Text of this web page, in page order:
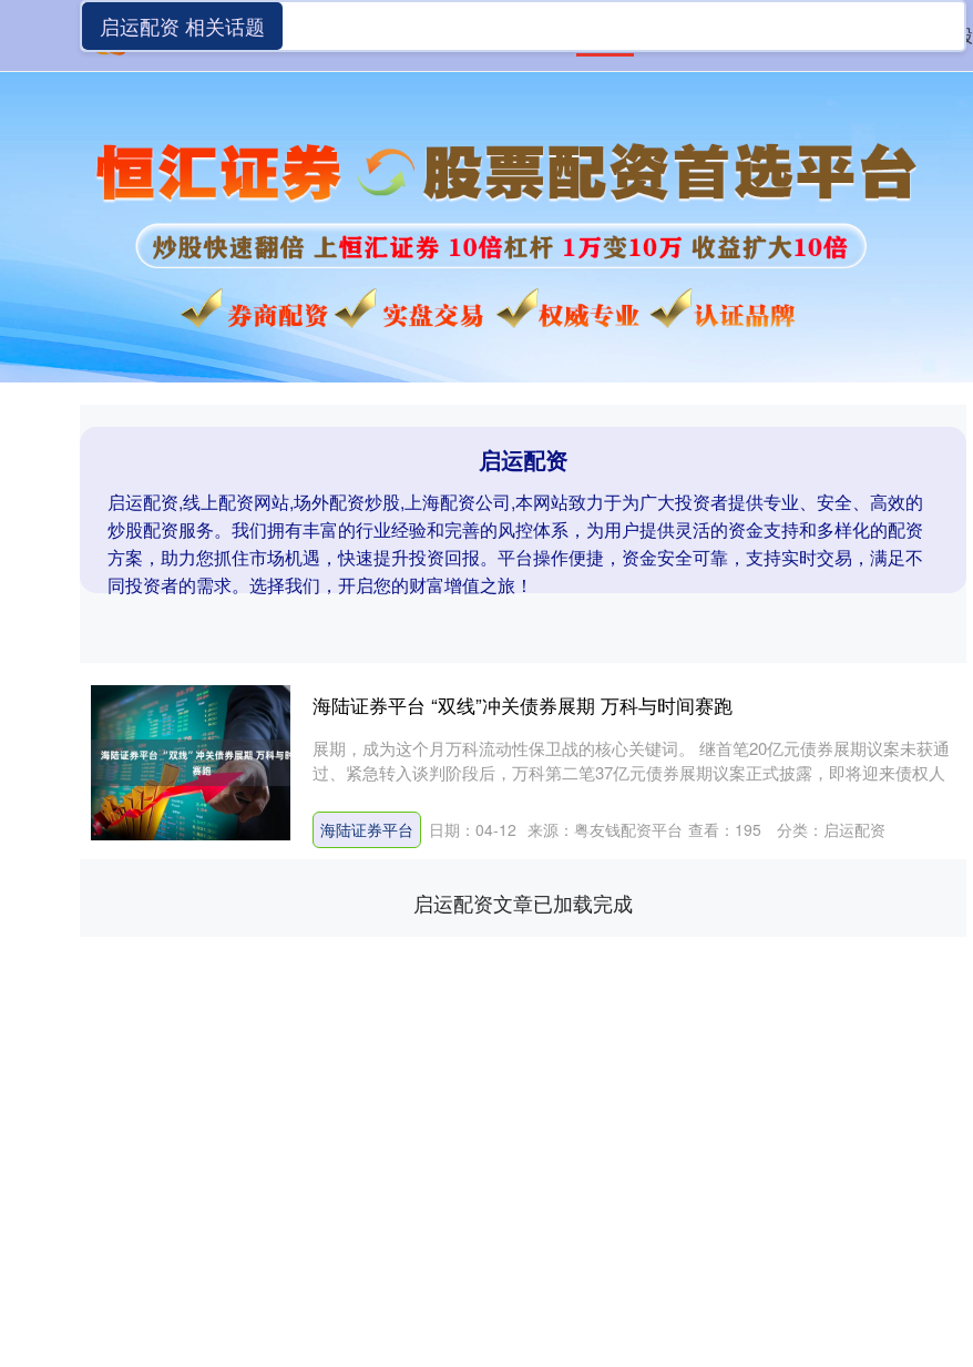
场外配资炒股
启运配资
启运配资,线上配资网站,场外配资炒股,上海配资公司,本网站致力于为广大投资者提供专业、安全、高效的
炒股配资服务。我们拥有丰富的行业经验和完善的风控体系，为用户提供灵活的资金支持和多样化的配资
方案，助力您抓住市场机遇，快速提升投资回报。平台操作便捷，资金安全可靠，支持实时交易，满足不
同投资者的需求。选择我们，开启您的财富增值之旅！
启运配资 相关话题
海陆证券平台 “双线”冲关债券展期 万科与时间赛跑
展期，成为这个月万科流动性保卫战的核心关键词。 继首笔20亿元债券展期议案未获通
过、紧急转入谈判阶段后，万科第二笔37亿元债券展期议案正式披露，即将迎来债权人
海陆证券平台 日期：04-12 来源：粤友钱配资平台 查看： 195 分类： 启运配资
启运配资文章已加载完成